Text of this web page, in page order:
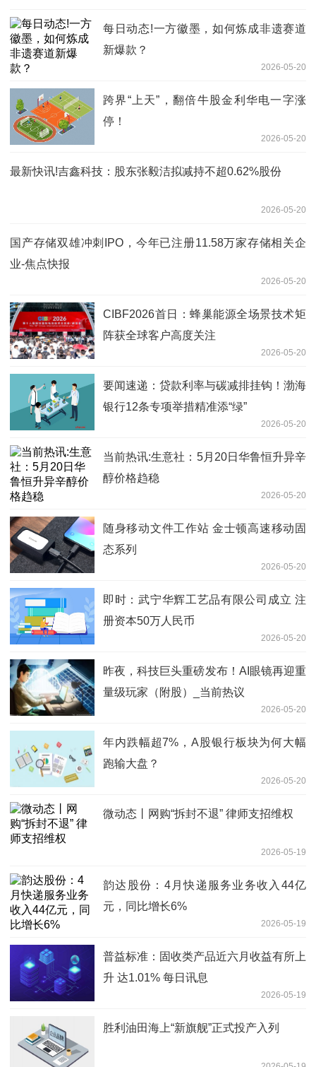
每日动态!一方徽墨，如何炼成非遗赛道
新爆款？
2026-05-20
跨界“上天”，翻倍牛股金利华电一字涨
停！
2026-05-20
最新快讯!吉鑫科技：股东张毅洁拟减持不超0.62%股份
2026-05-20
国产存储双雄冲刺IPO，今年已注册11.58万家存储相关企
业-焦点快报
2026-05-20
CIBF2026首日：蜂巢能源全场景技术矩
阵获全球客户高度关注
2026-05-20
要闻速递：贷款利率与碳减排挂钩！渤海
银行12条专项举措精准添“绿”
2026-05-20
当前热讯:生意社：5月20日华鲁恒升异辛
醇价格趋稳
2026-05-20
随身移动文件工作站 金士顿高速移动固
态系列
2026-05-20
即时：武宁华辉工艺品有限公司成立 注
册资本50万人民币
2026-05-20
昨夜，科技巨头重磅发布！AI眼镜再迎重
量级玩家（附股）_当前热议
2026-05-20
年内跌幅超7%，A股银行板块为何大幅
跑输大盘？
2026-05-20
微动态丨网购“拆封不退” 律师支招维权
2026-05-19
韵达股份：4月快递服务业务收入44亿
元，同比增长6%
2026-05-19
普益标准：固收类产品近六月收益有所上
升 达1.01% 每日讯息
2026-05-19
胜利油田海上“新旗舰”正式投产入列